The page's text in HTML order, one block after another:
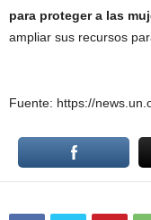
para proteger a las
ampliar sus recursos
Fuente: https://